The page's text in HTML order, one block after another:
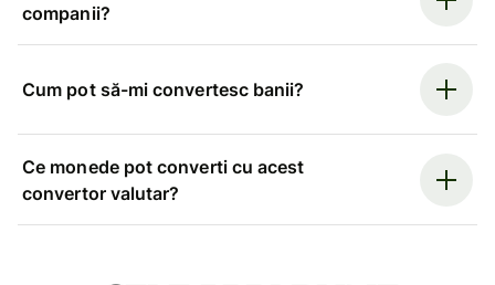
companii?
Cum pot să-mi convertesc banii?
Ce monede pot converti cu acest
convertor valutar?